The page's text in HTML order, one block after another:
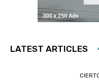
LATEST ARTICLES